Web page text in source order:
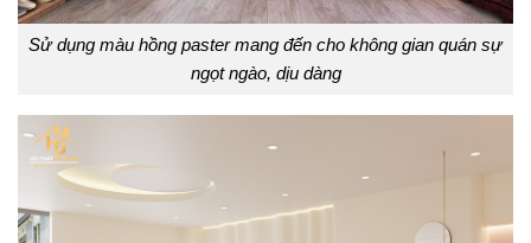
Sử dụng màu hồng paster mang đến cho không gian quán sự
ngọt ngào, dịu dàng